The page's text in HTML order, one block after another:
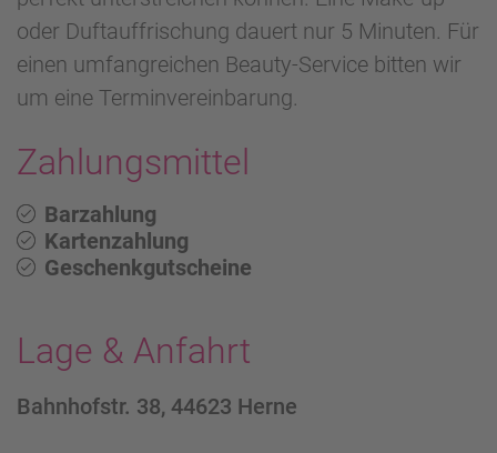
oder Duftauffrischung dauert nur 5 Minuten. Für
einen umfangreichen Beauty-Service bitten wir
um eine Terminvereinbarung.
Zahlungsmittel
Barzahlung
Kartenzahlung
Geschenkgutscheine
Lage & Anfahrt
Bahnhofstr. 38, 44623 Herne